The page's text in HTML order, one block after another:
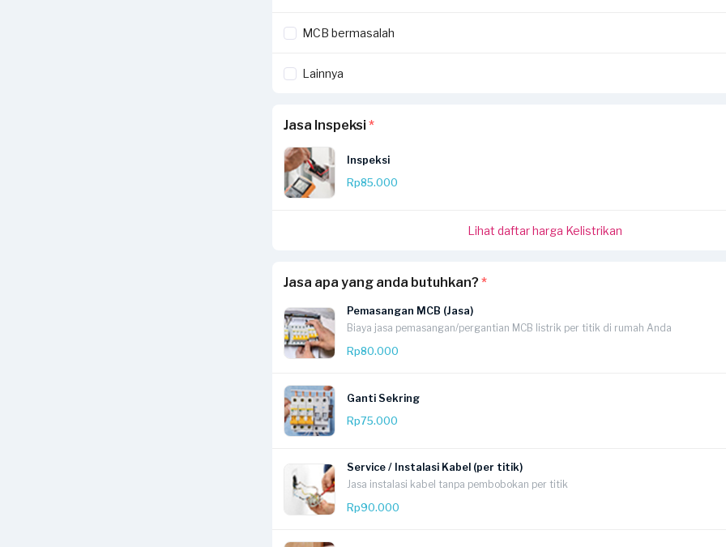
MCB bermasalah
Lainnya
Jasa Inspeksi*
Inspeksi
Rp85.000
Lihat daftar harga Kelistrikan
Jasa apa yang anda butuhkan? *
Pemasangan MCB (Jasa)
Biaya jasa pemasangan/pergantian MCB listrik per titik di rumah Anda
Rp80.000
Ganti Sekring
Rp75.000
Service / Instalasi Kabel (per titik)
Jasa instalasi kabel tanpa pembobokan per titik
Rp90.000